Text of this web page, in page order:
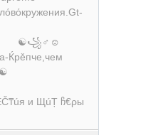
Ќрěпче,чем
и ЩúȚ ჩ€ρы